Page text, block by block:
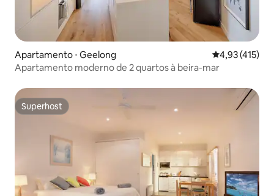
Apartamento ⋅ Geelong 4,93 de uma
4,93 (415)
Apartamento moderno de 2 quartos à beira-mar
Superhost
Superhost